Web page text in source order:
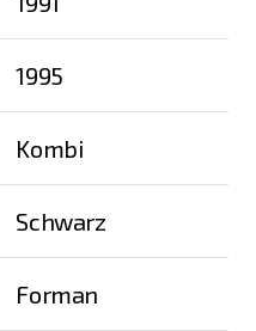
1995
Kombi
Schwarz
Forman